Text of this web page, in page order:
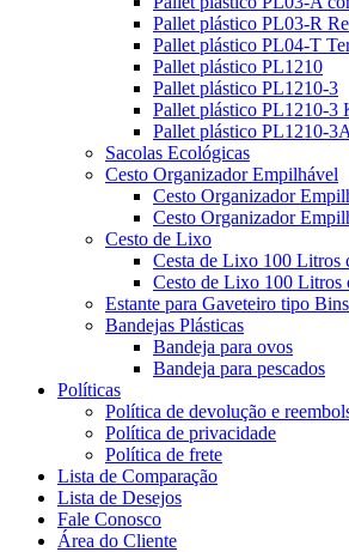
Pallet plástico PL03-R
Pallet plástico PL04-T
Pallet plástico PL1210
Pallet plástico PL1210-3
Pallet plástico PL1210-3
Pallet plástico PL1210-3A
Sacolas Ecológicas
Cesto Organizador Empilhável
Cesto Organizador
Cesto Organizador
Cesto de Lixo
Cesta de Lixo 100 Litros
Cesto de Lixo 100 Litros
Estante para Gaveteiro tipo Bins
Bandejas Plásticas
Bandeja para ovos
Bandeja para pescados
Políticas
Política de devolução e
Política de privacidade
Política de frete
Lista de Comparação
Lista de Desejos
Fale Conosco
Área do Cliente